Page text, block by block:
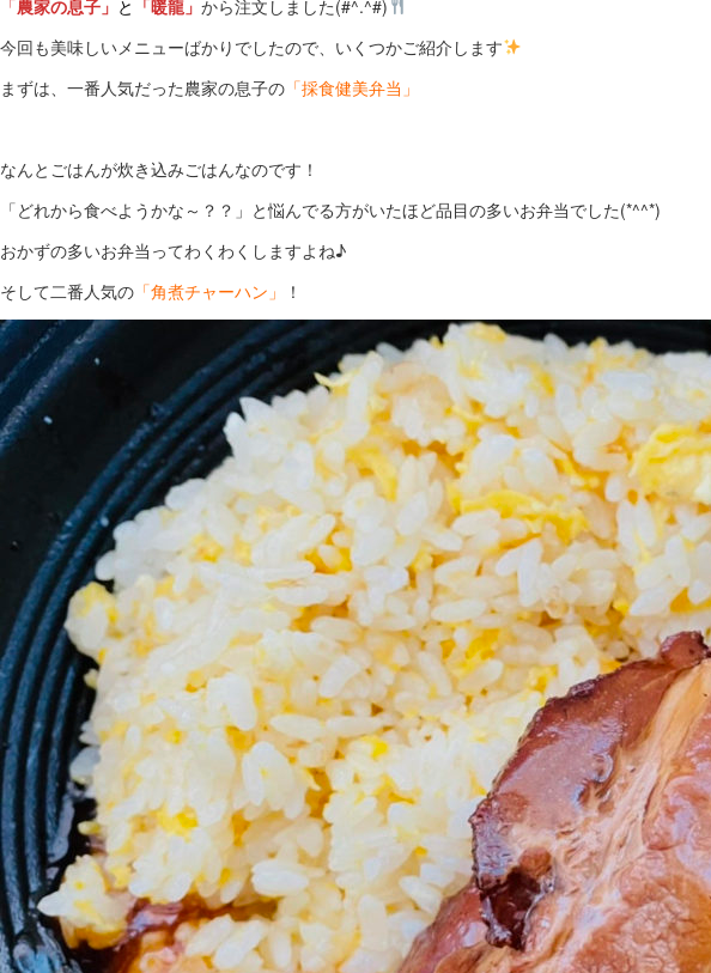
「農家の息子」 と 「暖龍」 から注文しました(#^.^#)
今回も美味しいメニューばかりでしたので、いくつかご紹介します
まずは、一番人気だった農家の息子の 「採食健美弁当」
なんとごはんが炊き込みごはんなのです！
「どれから食べようかな～？？」と悩んでる方がいたほど品目の多いお弁当でした(*^^*)
おかずの多いお弁当ってわくわくしますよね♪
そして二番人気の 「角煮チャーハン」 ！